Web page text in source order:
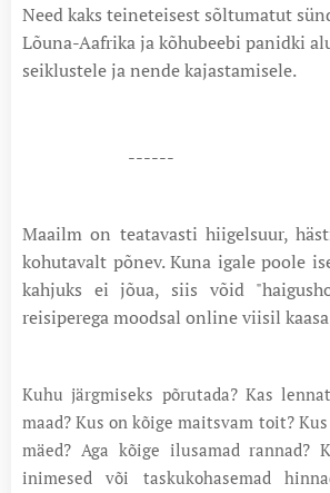
Need kaks teineteisest sõltumatut
Lõuna-Aafrika ja kõhubeebi panidki
seiklustele ja nende kajastamisele.
------
Maailm on teatavasti hiigelsuur,
kohutavalt põnev. Kuna igale poole
kahjuks ei jõua, siis võid
reisiperega moodsal online viisil
Kuhu järgmiseks põrutada? Kas
maad? Kus on kõige maitsvam toit?
mäed? Aga kõige ilusamad rannad?
inimesed või taskukohasemad